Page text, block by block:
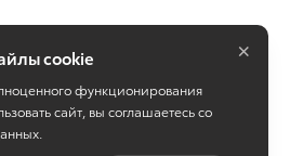
cookie
функционирования
сайт, вы соглашаетесь со
×